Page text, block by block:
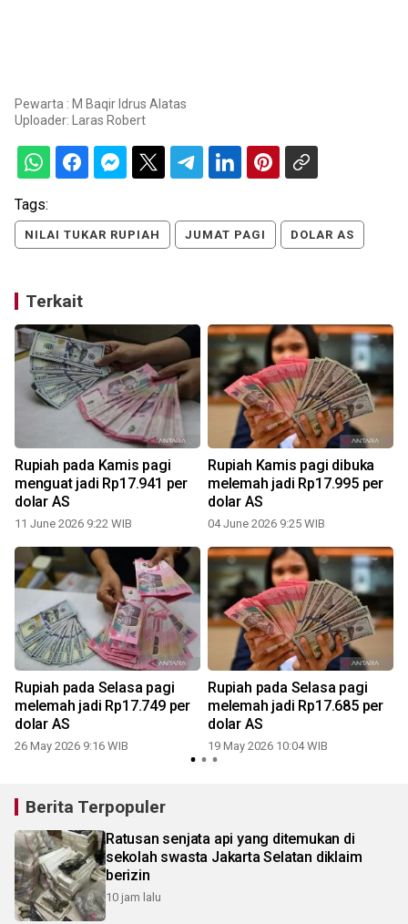
Pewarta : M Baqir Idrus Alatas
Uploader:
Laras Robert
Tags:
NILAI TUKAR RUPIAH JUMAT PAGI DOLAR AS
Terkait
Rupiah pada Kamis pagi
menguat jadi Rp17.941 per
dolar AS
11 June 2026 9:22 WIB
Rupiah Kamis pagi dibuka
melemah jadi Rp17.995 per
dolar AS
04 June 2026 9:25 WIB
Rupiah pada Selasa pagi
melemah jadi Rp17.749 per
dolar AS
26 May 2026 9:16 WIB
Rupiah pada Selasa pagi
melemah jadi Rp17.685 per
dolar AS
19 May 2026 10:04 WIB
Berita Terpopuler
Ratusan senjata api yang ditemukan di
sekolah swasta Jakarta Selatan diklaim
berizin
10 jam lalu